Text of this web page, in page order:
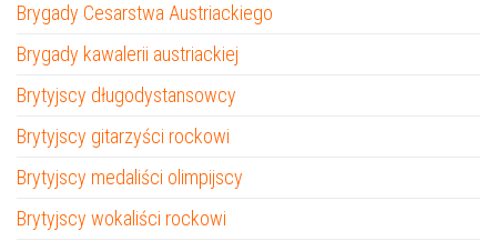
Brygady Cesarstwa Austriackiego
Brygady kawalerii austriackiej
Brytyjscy długodystansowcy
Brytyjscy gitarzyści rockowi
Brytyjscy medaliści olimpijscy
Brytyjscy wokaliści rockowi